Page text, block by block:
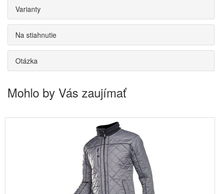
Varianty
Na stiahnutie
Otázka
Mohlo by Vás zaujímať